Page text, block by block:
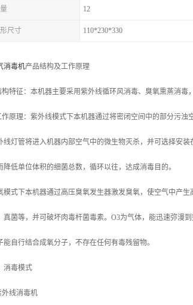
12
尺寸 110*230*330
消毒机产品结构及工作原理
构特征：本机器主要采用紫外线循环风消毒、臭氧熏蒸消毒
作原理：紫外线模式下本机器通过将密闭空间中的部分污
线灯管将进入机器内部空气中的微生物灭杀，并可选择安
降低单位体积的细菌总数，循环以往，达成消毒目的。
模式下本机器通过高压臭氧发生器激发臭氧，使空气中产
真菌等，并可破坏肉毒杆菌毒素。O3为气体，能迅速弥漫
能自行结合成氧分子，不存在任何有毒残留物。
消毒模式
外线消毒机